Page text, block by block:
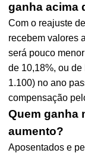
ganha acima
Com o reajuste
recebem valores
será pouco
de 10,18%, ou
1.100) no ano
compensação
Quem ganha
aumento?
Aposentados e